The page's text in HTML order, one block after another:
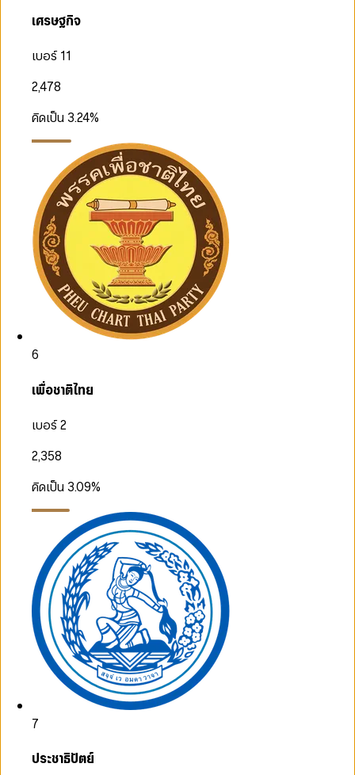
เศรษฐกิจ
เบอร์ 11
2,478
คิดเป็น 3.24%
6
เพื่อชาติไทย
เบอร์ 2
2,358
คิดเป็น 3.09%
7
ประชาธิปัตย์